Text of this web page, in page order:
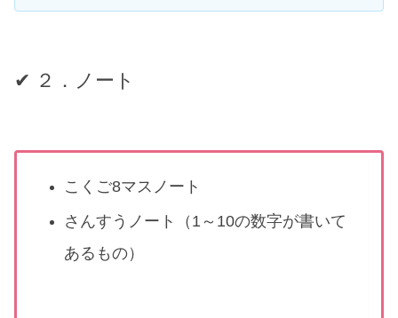
✔ ２．ノート
こくご8マスノート
さんすうノート（1～10の数字が書いて
あるもの）